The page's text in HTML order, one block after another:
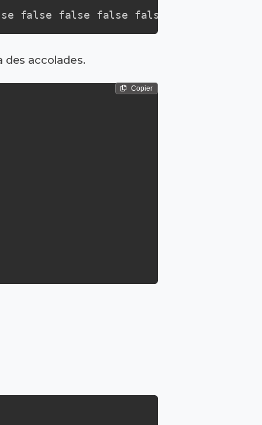
false false false false false false
accolades.
Copier